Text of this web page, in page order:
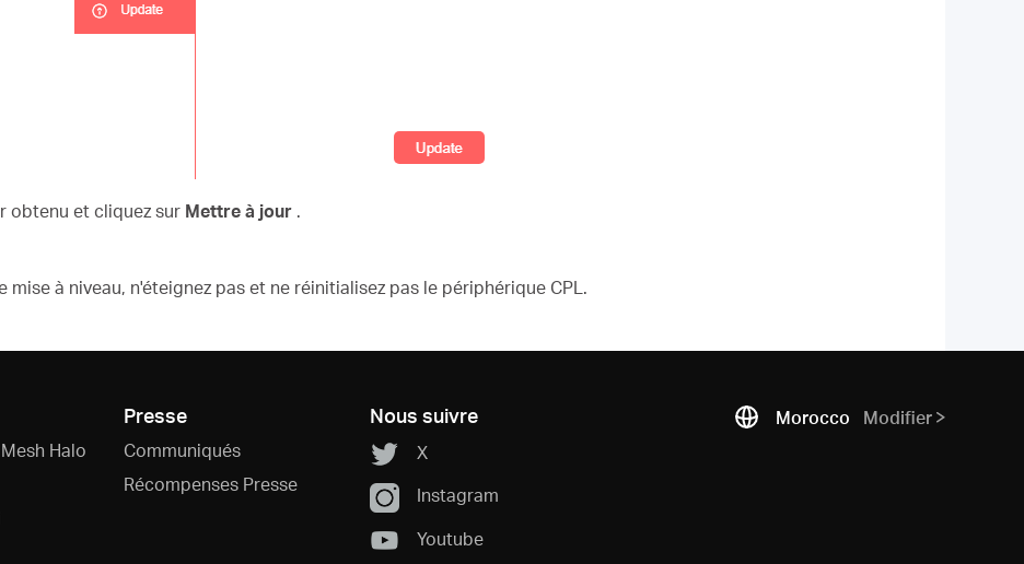
obtenu et cliquez sur Mettre à jour .
mise à niveau, n'éteignez pas et ne réinitialisez pas le périphérique CPL.
Halo
Presse
Communiqués
Récompenses Presse
Nous suivre
X
Instagram
Youtube
Morocco Modifier